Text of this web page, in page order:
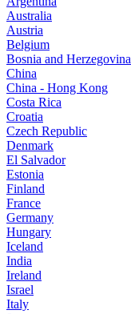
Australia
Austria
Belgium
Bosnia and Herzegovina
China
China - Hong Kong
Costa Rica
Croatia
Czech Republic
Denmark
El Salvador
Estonia
Finland
France
Germany
Hungary
Iceland
India
Ireland
Israel
Italy